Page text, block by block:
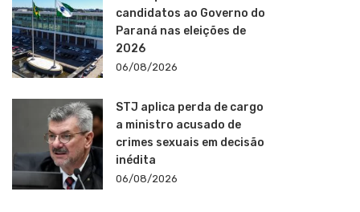
candidatos ao Governo do
Paraná nas eleições de
2026
06/08/2026
STJ aplica perda de cargo
a ministro acusado de
crimes sexuais em decisão
inédita
06/08/2026